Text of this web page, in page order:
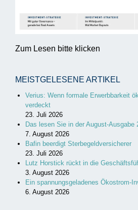
Zum Lesen bitte klicken
MEISTGELESENE ARTIKEL
Verius: Wenn formale Erwerbbarkeit
verdeckt
23. Juli 2026
Das lesen Sie in der August-Ausgabe
7. August 2026
Bafin beerdigt Sterbegeldversicherer
23. Juli 2026
Lutz Horstick rückt in die
3. August 2026
Ein spannungsgeladenes Ökostrom-
6. August 2026